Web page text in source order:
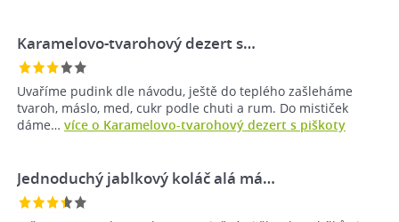
Karamelovo-tvarohový dezert s…
Uvaříme pudink dle návodu, ještě do teplého zašleháme
tvaroh, máslo, med, cukr podle chuti a rum. Do mističek
dáme… více o Karamelovo-tvarohový dezert s piškoty
Jednoduchý jablkový koláč alá má…